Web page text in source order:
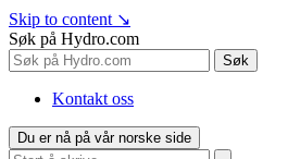
Skip to content ↘
Søk på Hydro.com
Søk
Kontakt oss
Du er nå på vår norske side